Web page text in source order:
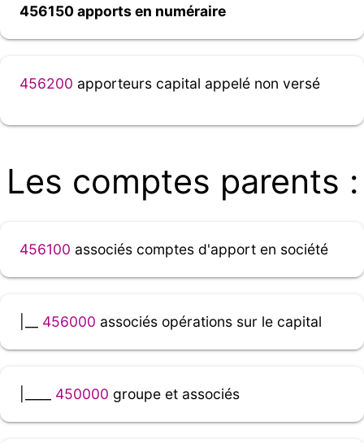
456150 apports en numéraire
456200 apporteurs capital appelé non versé
Les comptes parents :
456100 associés comptes d'apport en société
456000 associés opérations sur le capital
450000 groupe et associés